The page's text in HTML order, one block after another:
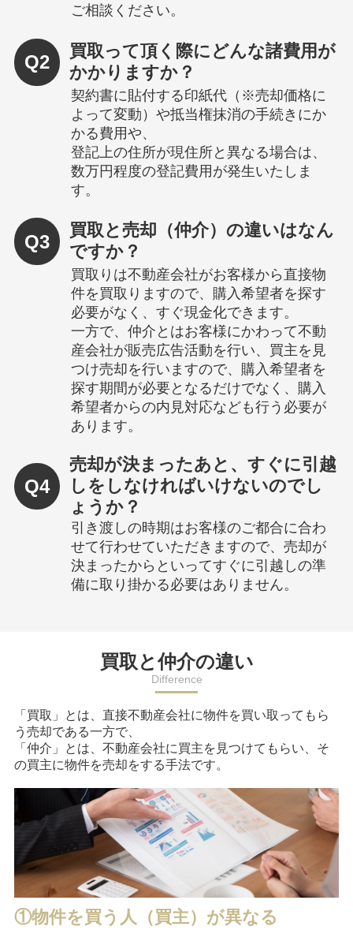
ご相談ください。
Q2
買取って頂く際にどんな諸費用が
かかりますか？
契約書に貼付する印紙代（※売却価格に
よって変動）や抵当権抹消の手続きにか
かる費用や、
登記上の住所が現住所と異なる場合は、
数万円程度の登記費用が発生いたしま
す。
Q3
買取と売却（仲介）の違いはなん
ですか？
買取りは不動産会社がお客様から直接物
件を買取りますので、購入希望者を探す
必要がなく、すぐ現金化できます。
一方で、仲介とはお客様にかわって不動
産会社が販売広告活動を行い、買主を見
つけ売却を行いますので、購入希望者を
探す期間が必要となるだけでなく、購入
希望者からの内見対応なども行う必要が
あります。
Q4
売却が決まったあと、すぐに引越
しをしなければいけないのでし
ょうか？
引き渡しの時期はお客様のご都合に合わ
せて行わせていただきますので、売却が
決まったからといってすぐに引越しの準
備に取り掛かる必要はありません。
買取と仲介の違い
Difference
「買取」とは、直接不動産会社に物件を買い取ってもら
う売却である一方で、
「仲介」とは、不動産会社に買主を見つけてもらい、そ
の買主に物件を売却をする手法です。
①物件を買う人（買主）が異なる